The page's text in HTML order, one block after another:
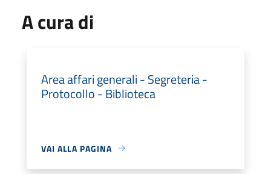
A cura di
Area affari generali - Segreteria -
Protocollo - Biblioteca
VAI ALLA PAGINA